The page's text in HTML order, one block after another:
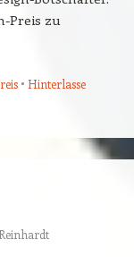
Preis zu
Hinterlasse